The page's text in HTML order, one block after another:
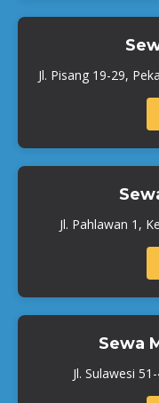
Jl. Pisang 19-29,
Jl. Pahlawan 1,
Sewa
Jl. Sulawesi